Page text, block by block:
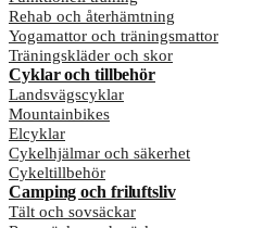
Rehab och återhämtning
Yogamattor och träningsmattor
Träningskläder och skor
Cyklar och tillbehör
Landsvägscyklar
Mountainbikes
Elcyklar
Cykelhjälmar och säkerhet
Cykeltillbehör
Camping och friluftsliv
Tält och sovsäckar